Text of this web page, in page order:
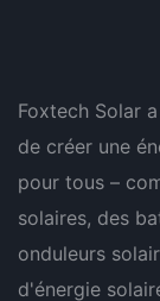
Foxtech Solar
de créer une
pour tous –
solaires, des
onduleurs
d'énergie